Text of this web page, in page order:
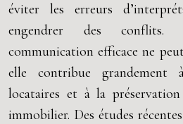
éviter les erreurs
engendrer des conflits.
communication efficace ne
elle contribue grandement
locataires et à la
immobilier. Des études